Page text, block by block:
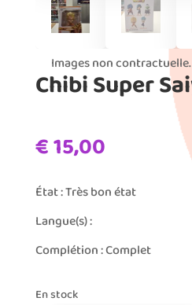
Chibi Super
€15,00
État : Très bon état
Langue(s) :
Complétion : Complet
En stock
Images non contractuelle.